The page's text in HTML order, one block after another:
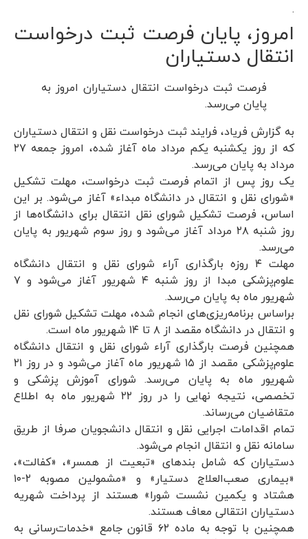
.
امروز، پایان فرصت ثبت درخواست
انتقال دستیاران
فرصت ثبت درخواست انتقال دستیاران امروز به
پایان می‌رسد.
به گزارش فریاد، فرایند ثبت درخواست نقل و انتقال دستیاران
که از روز یکشنبه یکم مرداد ماه آغاز شده، امروز جمعه ۲۷
مرداد به پایان می‌رسد.
یک روز پس از اتمام فرصت ثبت‌ درخواست، مهلت تشکیل
«شورای نقل و انتقال در دانشگاه مبداء» آغاز می‌شود. بر این
اساس، فرصت تشکیل شورای نقل انتقال برای دانشگاه‌ها از
روز شنبه ۲۸ مرداد آغاز می‌شود و روز سوم شهریور به پایان
می‌رسد.
مهلت ۴ روزه بارگذاری آراء شورای نقل و انتقال دانشگاه
علوم‌پزشکی مبدا از روز شنبه ۴ شهریور آغاز می‌شود و ۷
شهریور ماه به پایان می‌رسد.
براساس برنامه‌ریزی‌های انجام شده، مهلت تشکیل شورای نقل
و انتقال در دانشگاه مقصد از ۸ تا ۱۴ شهریور ماه است.
همچنین فرصت بارگذاری آراء شورای نقل و انتقال دانشگاه
علوم‌پزشکی مقصد از ۱۵ شهریور ماه آغاز می‌شود و در روز ۲۱
شهریور ماه به پایان می‌رسد. شورای آموزش پزشکی و
تخصصی، نتیجه نهایی را در روز ۲۲ شهریور ماه به اطلاع
متقاضیان می‌رساند.
تمام اقدامات اجرایی نقل و انتقال دانشجویان صرفا از طریق
سامانه نقل و انتقال انجام می‌شود.
دستیاران که شامل بندهای «تبعیت از همسر»، «کفالت»،
«بیماری صعب‌العلاج دستیار» و «مشمولین مصوبه ۲-۱۰
هشتاد و یکمین نشست شورا» هستند از پرداخت شهریه
دستیاران انتقالی معاف هستند.
همچنین با توجه به ماده ۶۲ قانون جامع «خدمات‌رسانی به